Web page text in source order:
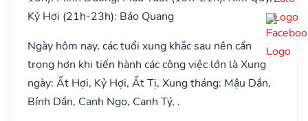
Kỷ Hợi (21h-23h): Bảo Quang
Ngày hôm nay, các tuổi xung khắc sau nên cẩn
trọng hơn khi tiến hành các công việc lớn là Xung
ngày: Ất Hợi, Kỷ Hợi, Ất Tị, Xung tháng: Mậu Dần,
Bính Dần, Canh Ngọ, Canh Tý, .